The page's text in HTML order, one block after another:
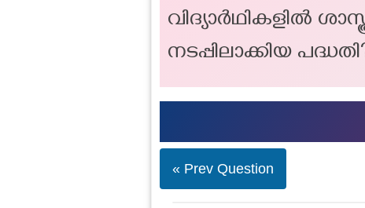
വിദ്യാർഥികളിൽ
നടപ്പിലാക്കിയ
« Prev Question